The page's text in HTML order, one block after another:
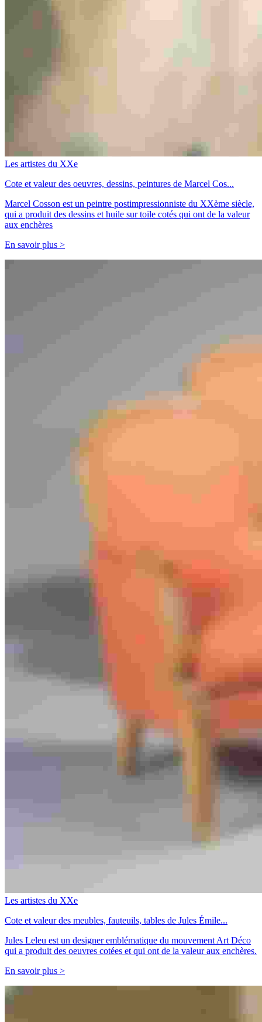
Les artistes du XXe
Cote et valeur des oeuvres, dessins, peintures de Marcel Cos...
Marcel Cosson est un peintre postimpressionniste du XXème siècle,
qui a produit des dessins et huile sur toile cotés qui ont de la valeur
aux enchères
En savoir plus >
Les artistes du XXe
Cote et valeur des meubles, fauteuils, tables de Jules Émile...
Jules Leleu est un designer emblématique du mouvement Art Déco
qui a produit des oeuvres cotées et qui ont de la valeur aux enchères.
En savoir plus >